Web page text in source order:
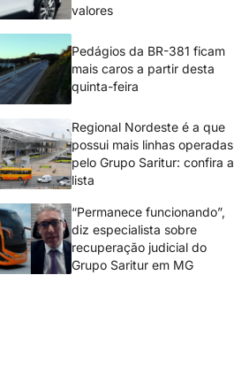
valores
Pedágios da BR-381 ficam
mais caros a partir desta
quinta-feira
Regional Nordeste é a que
possui mais linhas operadas
pelo Grupo Saritur: confira a
lista
“Permanece funcionando”,
diz especialista sobre
recuperação judicial do
Grupo Saritur em MG